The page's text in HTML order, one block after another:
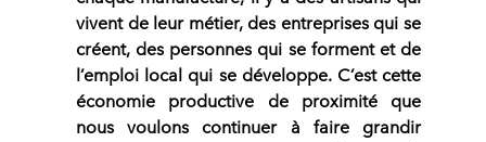
vivent de leur métier, des entreprises qui se
créent, des personnes qui se forment et de
l’emploi local qui se développe. C’est cette
économie productive de proximité que
nous voulons continuer à faire grandir